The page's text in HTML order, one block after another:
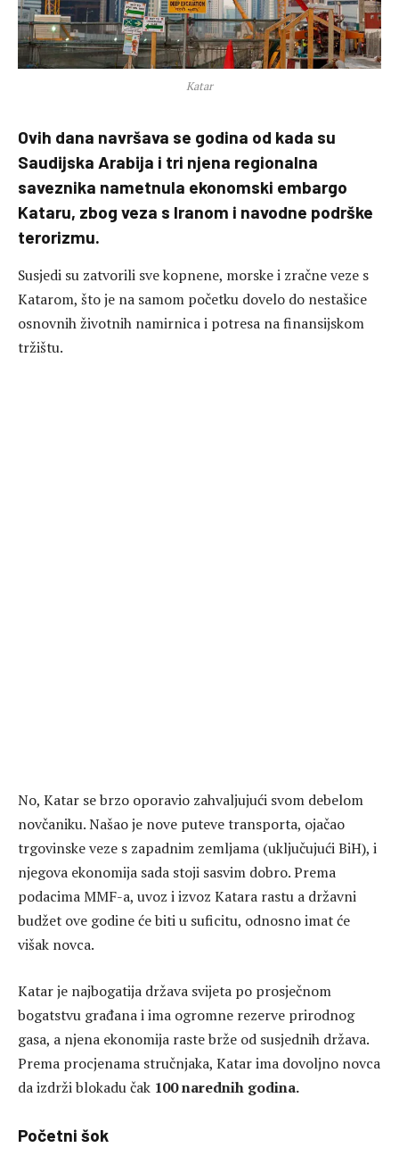
Katar
Ovih dana navršava se godina od kada su
Saudijska Arabija i tri njena regionalna
saveznika nametnula ekonomski embargo
Kataru, zbog veza s Iranom i navodne podrške
terorizmu.
Susjedi su zatvorili sve kopnene, morske i zračne veze s
Katarom, što je na samom početku dovelo do nestašice
osnovnih životnih namirnica i potresa na finansijskom
tržištu.
No, Katar se brzo oporavio zahvaljujući svom debelom
novčaniku. Našao je nove puteve transporta, ojačao
trgovinske veze s zapadnim zemljama (uključujući BiH), i
njegova ekonomija sada stoji sasvim dobro. Prema
podacima MMF-a, uvoz i izvoz Katara rastu a državni
budžet ove godine će biti u suficitu, odnosno imat će
višak novca.
Katar je najbogatija država svijeta po prosječnom
bogatstvu građana i ima ogromne rezerve prirodnog
gasa, a njena ekonomija raste brže od susjednih država.
Prema procjenama stručnjaka, Katar ima dovoljno novca
da izdrži blokadu čak 100 narednih godina.
Početni šok